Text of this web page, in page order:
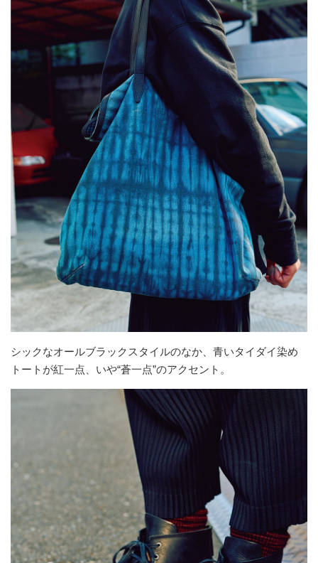
シックなオールブラックスタイルのなか、青いタイダイ染め
トートが紅一点、いや“蒼一点”のアクセント。